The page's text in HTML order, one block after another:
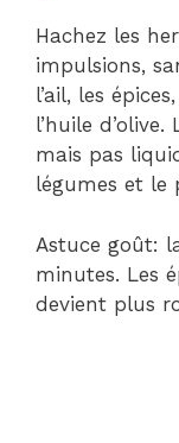
Hachez les
impulsions,
l’ail, les
l’huile
mais pas
légumes et le
Astuce goût:
minutes. Les
devient plus